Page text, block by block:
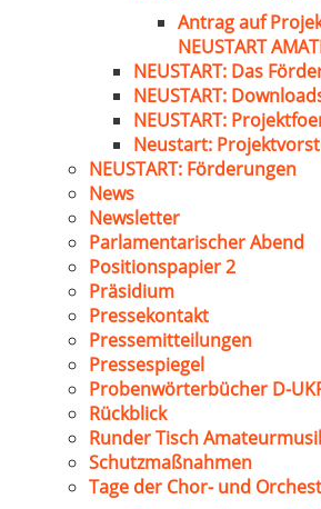
Antrag auf
NEUSTART
NEUSTART: Das
NEUSTART:
NEUSTART:
Neustart:
NEUSTART: Förderungen
News
Newsletter
Parlamentarischer Abend
Positionspapier 2
Präsidium
Pressekontakt
Pressemitteilungen
Pressespiegel
Probenwörterbücher D-
Rückblick
Runder Tisch
Schutzmaßnahmen
Tage der Chor- und